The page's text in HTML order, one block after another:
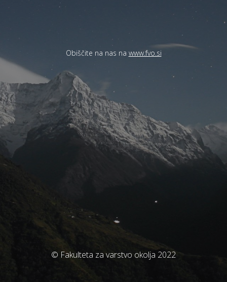
Obiščite na nas na www.fvo.si
© Fakulteta za varstvo okolja 2022